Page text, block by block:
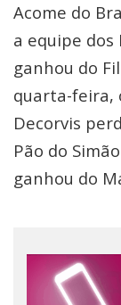
Acome do
a equipe dos
ganhou do
quarta-feira,
Decorvis
Pão do
ganhou do